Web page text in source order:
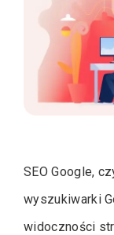
SEO Google,
wyszukiwarki
widoczności